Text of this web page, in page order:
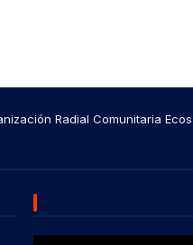
Radial Comunitaria